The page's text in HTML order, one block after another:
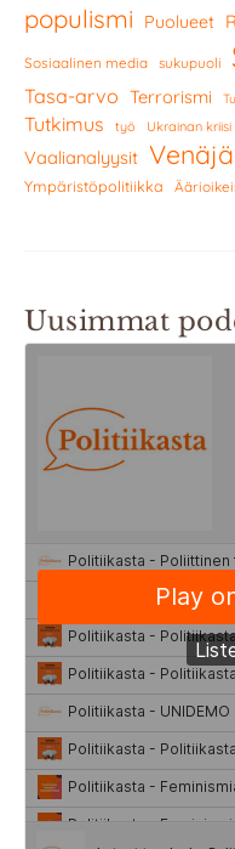
populismi Puolueet
Sosiaalinen media sukupuoli
Tasa-arvo Terrorismi
Tutkimus työ Ukrainan kriisi
Vaalianalyysit Venäjä
Ympäristöpolitiikka
Uusimmat